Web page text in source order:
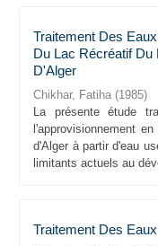
Traitement Des
Du Lac Récréatif Du
D'Alger
Chikhar, Fatiha (1985)
La présente étude
l'approvisionnement
d'Alger à partir d'eau
limitants actuels au
Traitement Des